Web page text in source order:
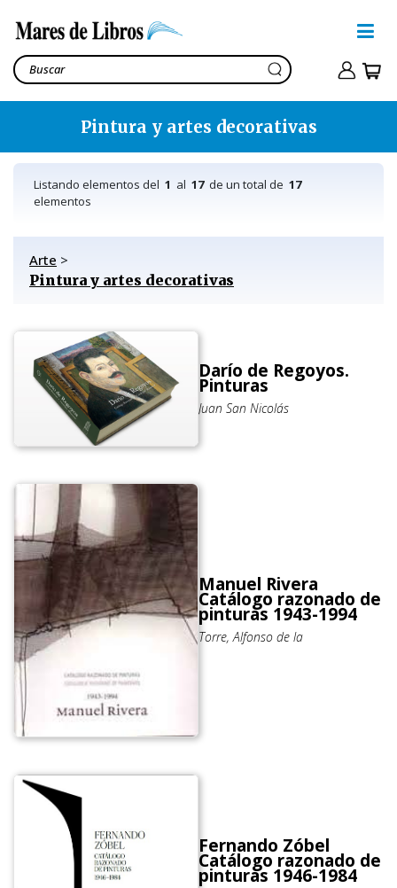
Pintura y artes decorativas
Listando elementos del 1 al 17de un total de 17
elementos
Arte >
Pintura y artes decorativas
Darío de Regoyos.
Pinturas
Juan San Nicolás
Manuel Rivera
Catálogo razonado de
pinturas 1943-1994
Torre, Alfonso de la
Fernando Zóbel
Catálogo razonado de
pinturas 1946-1984